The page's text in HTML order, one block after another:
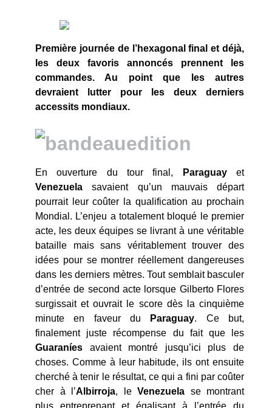
Première journée de l’hexagonal final et déjà,
les deux favoris annoncés prennent les
commandes. Au point que les autres
devraient lutter pour les deux derniers
accessits mondiaux.
En ouverture du tour final, Paraguayet
Venezuela savaient qu’un mauvais départ
pourrait leur coûter la qualification au prochain
Mondial. L’enjeu a totalement bloqué le premier
acte, les deux équipes se livrant à une véritable
bataille mais sans véritablement trouver des
idées pour se montrer réellement dangereuses
dans les derniers mètres. Tout semblait basculer
d’entrée de second acte lorsque Gilberto Flores
surgissait et ouvrait le score dès la cinquième
minute en faveur du
Paraguay. Ce but,
finalement juste récompense du fait que les
Guaraníes avaient montré jusqu’ici plus de
choses. Comme à leur habitude, ils ont ensuite
cherché à tenir le résultat, ce qui a fini par coûter
cher à l’Albirroja, le Venezuela se montrant
plus entreprenant et égalisant à l’entrée du